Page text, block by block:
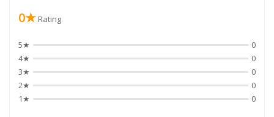
0★ Rating
5★
0
4★
0
3★
0
2★
0
1★
0